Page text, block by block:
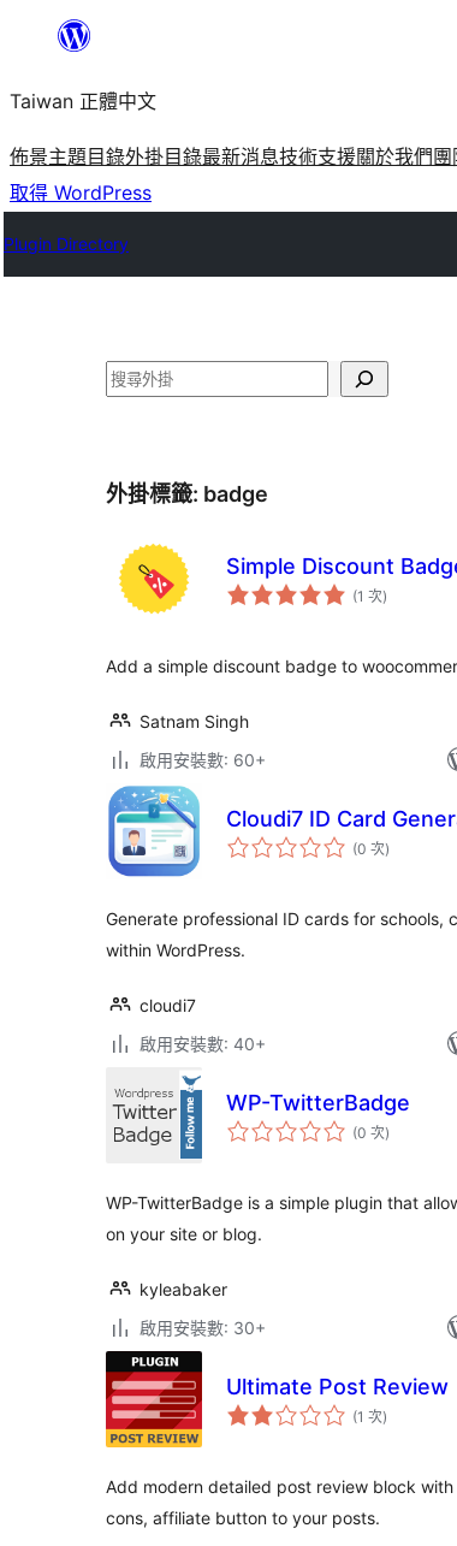
主
要
內
容
Taiwan 正體中文
佈景主題目錄外掛目錄最新消息技術支援關於我們
取得 WordPress
Plugin Directory
搜
外掛標籤: badge
Simple Discount
(1 次評
分)
Add a simple discount badge to
Satnam Singh
啟用安裝數: 60+
Cloudi7 ID Card
(0 次評
分)
Generate professional ID cards for
within WordPress.
cloudi7
啟用安裝數: 40+
WP-TwitterBadge
(0 次評
分)
WP-TwitterBadge is a simple plugin that
on your site or blog.
kyleabaker
啟用安裝數: 30+
Ultimate Post Review
(1 次評
分)
Add modern detailed post review block
cons, affiliate button to your posts.